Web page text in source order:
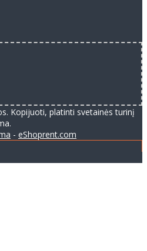
Kopijuoti, platinti svetainės turinį
- eShoprent.com